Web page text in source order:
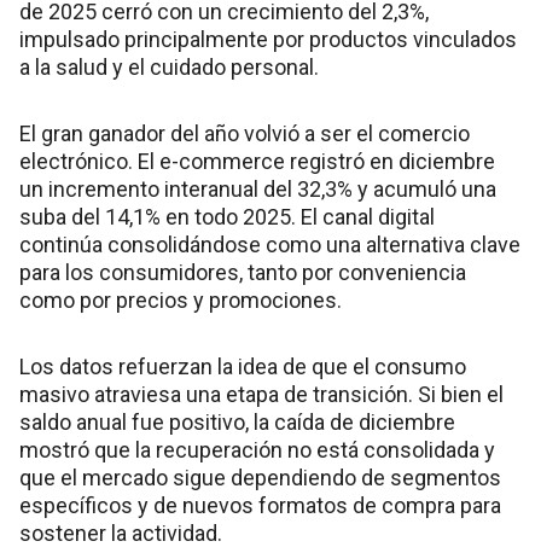
de 2025 cerró con un crecimiento del 2,3%,
impulsado principalmente por productos vinculados
a la salud y el cuidado personal.
El gran ganador del año volvió a ser el comercio
electrónico. El e-commerce registró en diciembre
un incremento interanual del 32,3% y acumuló una
suba del 14,1% en todo 2025. El canal digital
continúa consolidándose como una alternativa clave
para los consumidores, tanto por conveniencia
como por precios y promociones.
Los datos refuerzan la idea de que el consumo
masivo atraviesa una etapa de transición. Si bien el
saldo anual fue positivo, la caída de diciembre
mostró que la recuperación no está consolidada y
que el mercado sigue dependiendo de segmentos
específicos y de nuevos formatos de compra para
sostener la actividad.